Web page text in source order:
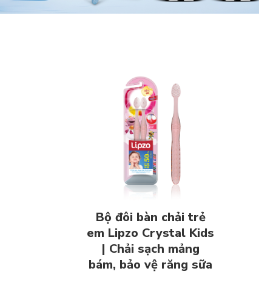
Bộ đôi bàn chải trẻ
em Lipzo Crystal Kids
| Chải sạch mảng
bám, bảo vệ răng sữa